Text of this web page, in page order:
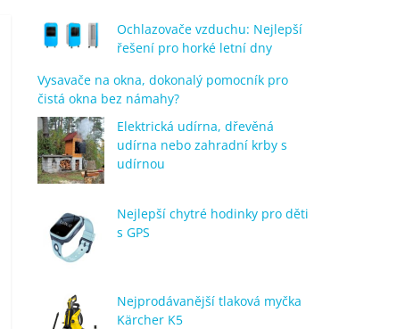
Ochlazovače vzduchu: Nejlepší
řešení pro horké letní dny
Vysavače na okna, dokonalý pomocník pro
čistá okna bez námahy?
Elektrická udírna, dřevěná
udírna nebo zahradní krby s
udírnou
Nejlepší chytré hodinky pro děti
s GPS
Nejprodávanější tlaková myčka
Kärcher K5